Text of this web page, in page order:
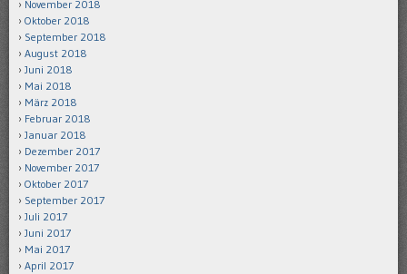
November 2018
Oktober 2018
September 2018
August 2018
Juni 2018
Mai 2018
März 2018
Februar 2018
Januar 2018
Dezember 2017
November 2017
Oktober 2017
September 2017
Juli 2017
Juni 2017
Mai 2017
April 2017